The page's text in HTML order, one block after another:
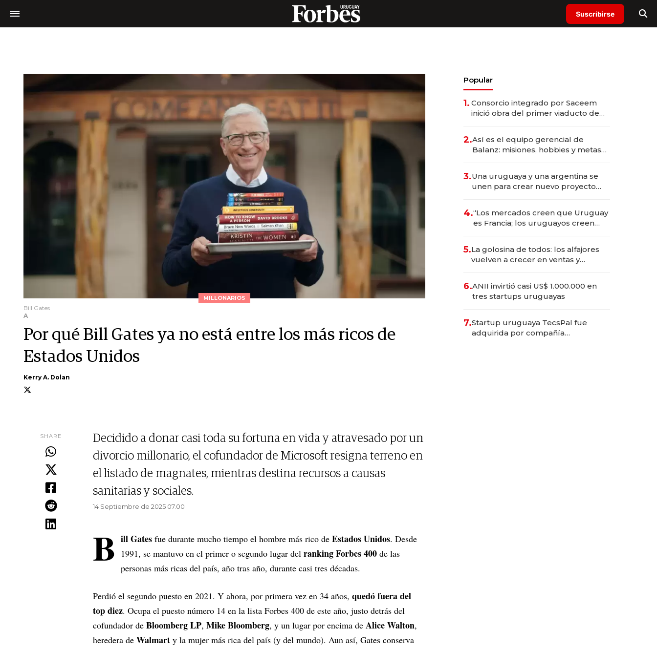
Suscribirse
MILLONARIOS
Bill Gates
A
Por qué Bill Gates ya no está entre los más ricos de
Estados Unidos
Kerry A. Dolan
SHARE
Decidido a donar casi toda su fortuna en vida y atravesado por un
divorcio millonario, el cofundador de Microsoft resigna terreno en
el listado de magnates, mientras destina recursos a causas
sanitarias y sociales.
14 Septiembre de 2025 07.00
B ill Gates fue durante mucho tiempo el hombre más rico de Estados Unidos. Desde
1991, se mantuvo en el primer o segundo lugar del ranking Forbes 400 de las
personas más ricas del país, año tras año, durante casi tres décadas.
Perdió el segundo puesto en 2021. Y ahora, por primera vez en 34 años, quedó fuera del
top diez. Ocupa el puesto número 14 en la lista Forbes 400 de este año, justo detrás del
cofundador de Bloomberg LP, Mike Bloomberg, y un lugar por encima de Alice Walton,
heredera de Walmart y la mujer más rica del país (y del mundo). Aun así, Gates conserva
Popular
1. Consorcio integrado por Saceem
inició obra del primer viaducto de
millones
2.Así es el equipo gerencial de
Balanz: misiones, hobbies y metas
3.Una uruguaya y una argentina se
unen para crear nuevo proyecto
4.“Los mercados creen que Uruguay
es Francia; los uruguayos creen
conservadurismo financiero
5.La golosina de todos: los alfajores
vuelven a crecer en ventas y
profundo está en el perfil del
consumidor
6.ANII invirtió casi US$ 1.000.000 en
tres startups uruguayas
7.Startup uruguaya TecsPal fue
adquirida por compañía